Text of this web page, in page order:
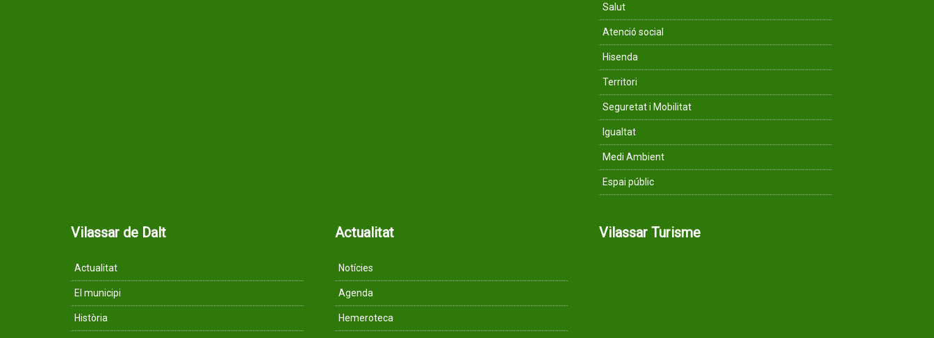
Salut
Atenció social
Hisenda
Territori
Seguretat i Mobilitat
Igualtat
Medi Ambient
Espai públic
Vilassar de Dalt
Actualitat
El municipi
Història
Actualitat
Notícies
Agenda
Hemeroteca
Vilassar Turisme